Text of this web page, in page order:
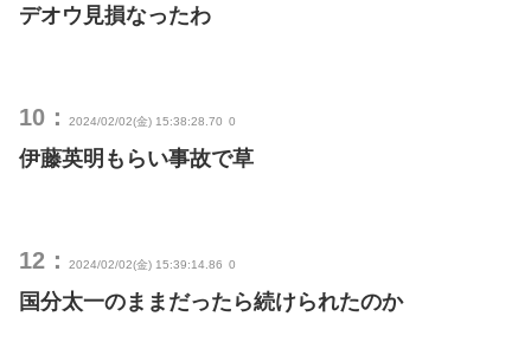
デオウ見損なったわ
10： 2024/02/02(金) 15:38:28.70 0
伊藤英明もらい事故で草
12： 2024/02/02(金) 15:39:14.86 0
国分太一のままだったら続けられたのか